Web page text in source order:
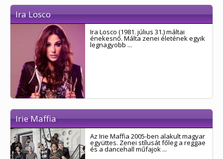
Ira Losco
Ira Losco (1981. július 31.) máltai
énekesnő. Málta zenei életének egyik
legnagyobb ...
Irie Maffia
Az Irie Maffia 2005-ben alakult magyar
együttes. Zenei stílusát főleg a reggae
és a dancehall műfajok ...